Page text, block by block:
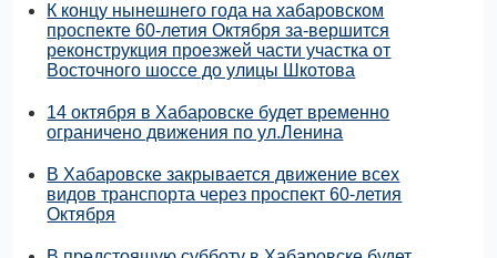
К концу нынешнего года на хабаровском
проспекте 60-летия Октября за-вершится
реконструкция проезжей части участка от
Восточного шоссе до улицы Шкотова
14 октября в Хабаровске будет временно
ограничено движения по ул.Ленина
В Хабаровске закрывается движение всех
видов транспорта через проспект 60-летия
Октября